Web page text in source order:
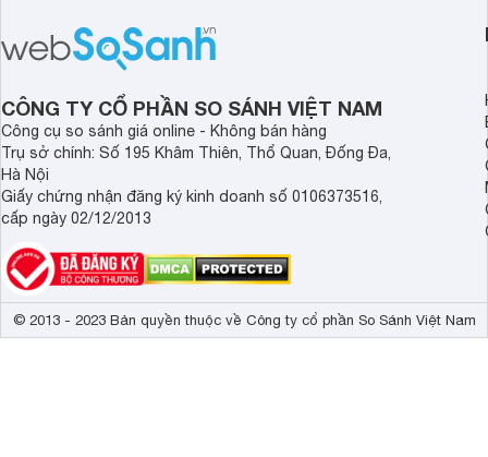
CÔNG TY CỔ PHẦN SO SÁNH VIỆT NAM
Công cụ so sánh giá online - Không bán hàng
Trụ sở chính: Số 195 Khâm Thiên, Thổ Quan, Đống Đa,
Hà Nội
Giấy chứng nhận đăng ký kinh doanh số 0106373516,
cấp ngày 02/12/2013
© 2013 - 2023 Bản quyền thuộc về Công ty cổ phần So Sánh Việt Nam